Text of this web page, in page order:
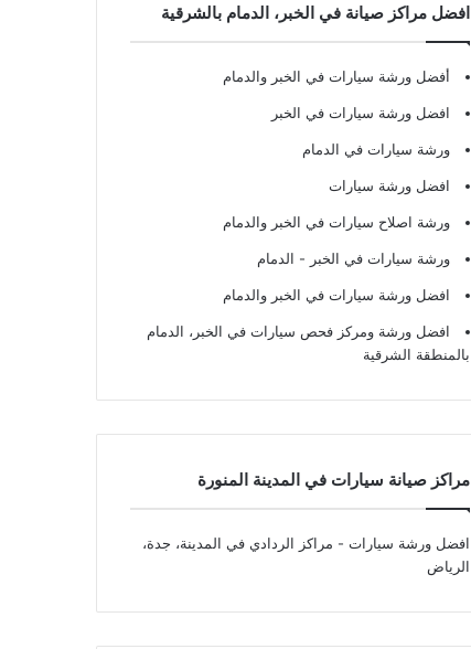
افضل مراكز صيانة في الخبر، الدمام بالشرقية
أفضل ورشة سيارات في الخبر والدمام
افضل ورشة سيارات في الخبر
ورشة سيارات في الدمام
افضل ورشة سيارات
ورشة اصلاح سيارات في الخبر والدمام
ورشة سيارات في الخبر - الدمام
افضل ورشة سيارات في الخبر والدمام
افضل ورشة ومركز فحص سيارات في الخبر، الدمام
بالمنطقة الشرقية
مراكز صيانة سيارات في المدينة المنورة
افضل ورشة سيارات - مراكز الردادي في المدينة، جدة،
الرياض